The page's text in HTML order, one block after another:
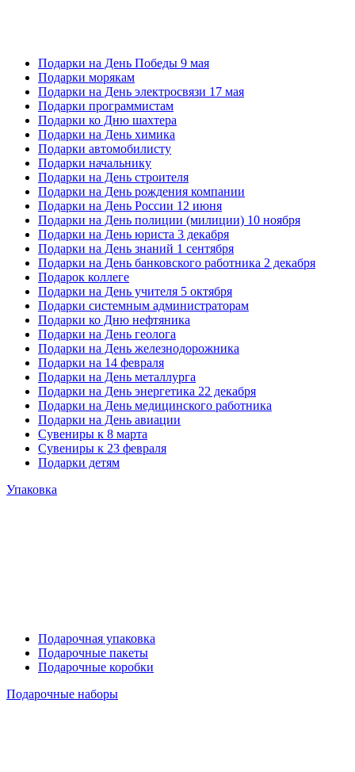
Подарки на День Победы 9 мая
Подарки морякам
Подарки на День электросвязи 17 мая
Подарки программистам
Подарки ко Дню шахтера
Подарки на День химика
Подарки автомобилисту
Подарки начальнику
Подарки на День строителя
Подарки на День рождения компании
Подарки на День России 12 июня
Подарки на День полиции (милиции) 10 ноября
Подарки на День юриста 3 декабря
Подарки на День знаний 1 сентября
Подарки на День банковского работника 2 декабря
Подарок коллеге
Подарки на День учителя 5 октября
Подарки системным администраторам
Подарки ко Дню нефтяника
Подарки на День геолога
Подарки на День железнодорожника
Подарки на 14 февраля
Подарки на День металлурга
Подарки на День энергетика 22 декабря
Подарки на День медицинского работника
Подарки на День авиации
Сувениры к 8 марта
Сувениры к 23 февраля
Подарки детям
Упаковка
Подарочная упаковка
Подарочные пакеты
Подарочные коробки
Подарочные наборы